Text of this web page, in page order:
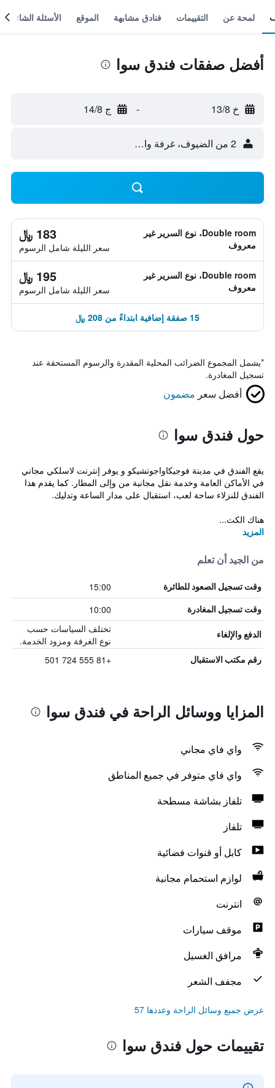
لمحة عن التقييمات فنادق مشابهة الموقع الأسئلة الشائعة
أفضل صفقات فندق سوا
خ 13/8 - ج 14/8
2 من الضيوف، غرفة واحدة
Double room، نوع السرير غير
معروف
183 ﷼
سعر الليلة شامل الرسوم
Double room، نوع السرير غير
معروف
195 ﷼
سعر الليلة شامل الرسوم
15 صفقة إضافية ابتداءً من 208 ﷼
*يشمل المجموع الضرائب المحلية المقدرة والرسوم المستحقة عند
تسجيل المغادرة.
أفضل سعر مضمون
حول فندق سوا
يقع الفندق في مدينة فوجيكاواجوتشيكو و يوفر إنترنت لاسلكي مجاني
في الأماكن العامة وخدمة نقل مجانية من وإلى المطار. كما يقدم هذا
الفندق للنزلاء ساحة لعب، استقبال على مدار الساعة وتدليك.
هناك الكث...
المزيد
من الجيد أن تعلم
وقت تسجيل الصعود للطائرة 15:00
وقت تسجيل المغادرة 10:00
الدفع والإلغاء
تختلف السياسات حسب
نوع الغرفة ومزود الخدمة.
رقم مكتب الاستقبال +81 555 724 501
المزايا ووسائل الراحة في فندق سوا
واي فاي مجاني
واي فاي متوفر في جميع المناطق
تلفاز بشاشة مسطحة
تلفاز
كابل أو قنوات فضائية
لوازم استحمام مجانية
انترنت
موقف سيارات
مرافق الغسيل
مجفف الشعر
عرض جميع وسائل الراحة وعددها 57
تقييمات حول فندق سوا